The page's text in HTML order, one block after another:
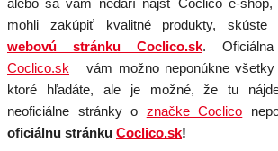
mohli zakúpiť kvalitné produkty, skúste
webovú stránku Coclico.sk.
Coclico.sk
vám možno neponúkne všetky
ktoré hľadáte, ale je možné, že tu
neoficiálne stránky o značke Coclico
oficiálnu stránku Coclico.sk!